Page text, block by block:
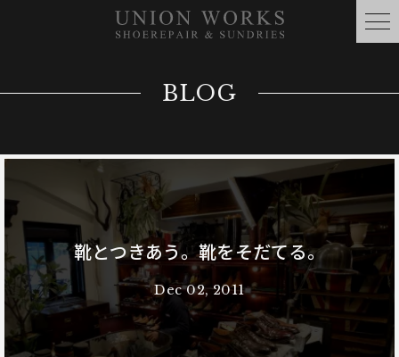
BLOG
靴とつきあう。靴をそだてる。
Dec 02, 2011